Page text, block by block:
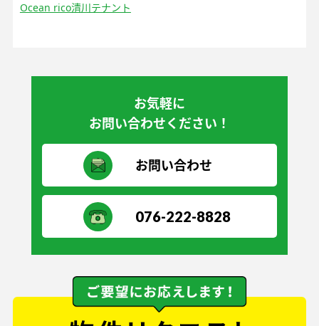
Ocean rico清川テナント
お気軽に
お問い合わせください！
お問い合わせ
076-222-8828